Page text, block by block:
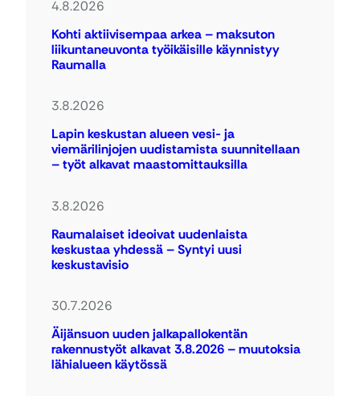
4.8.2026
Kohti aktiivisempaa arkea – maksuton
liikuntaneuvonta työikäisille käynnistyy
Raumalla
3.8.2026
Lapin keskustan alueen vesi- ja
viemärilinjojen uudistamista suunnitellaan
– työt alkavat maastomittauksilla
3.8.2026
Raumalaiset ideoivat uudenlaista
keskustaa yhdessä – Syntyi uusi
keskustavisio
30.7.2026
Äijänsuon uuden jalkapallokentän
rakennustyöt alkavat 3.8.2026 – muutoksia
lähialueen käytössä